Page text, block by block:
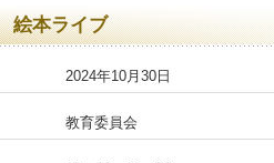
絵本ライブ
2024年10月30日
教育委員会